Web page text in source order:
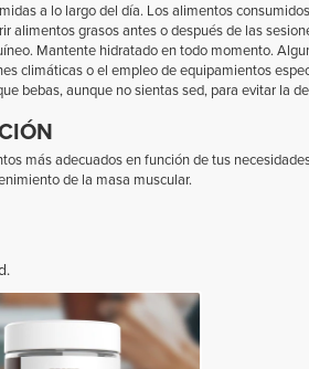
a lo largo del día. Los alimentos
alimentos grasos antes o después de las
Mantente hidratado en todo momento.
climáticas o el empleo de equipamientos
bebas, aunque no sientas sed, para evitar la
más adecuados en función de tus
de la masa muscular.